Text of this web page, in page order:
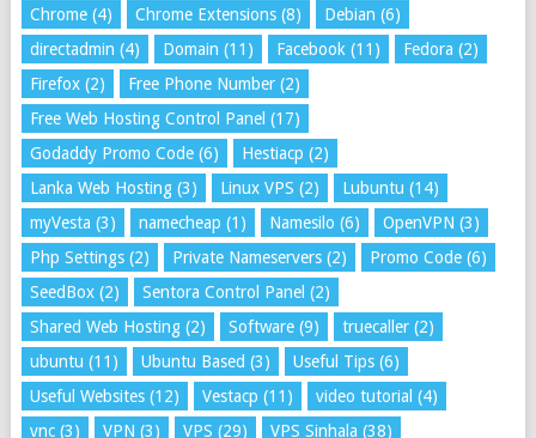
Chrome(4) Chrome Extensions(8) Debian (6)
directadmin (4) Domain (11) Facebook (11) Fedora (2)
Firefox(2) Free Phone Number(2)
Free Web Hosting Control Panel (17)
Godaddy Promo Code(6) Hestiacp (2)
Lanka Web Hosting(3) Linux VPS (2) Lubuntu (14)
myVesta (3) namecheap (1) Namesilo (6) OpenVPN (3)
Php Settings(2) Private Nameservers(2) Promo Code(6)
SeedBox(2) Sentora Control Panel (2)
Shared Web Hosting(2) Software(9) truecaller(2)
ubuntu (11) Ubuntu Based (3) Useful Tips(6)
Useful Websites(12) Vestacp (11) video tutorial (4)
vnc(3) VPN (3) VPS (29) VPS Sinhala (38)